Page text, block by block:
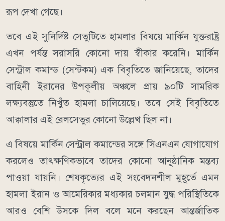
রূপ দেখা গেছে।
তবে এই সুনির্দিষ্ট সেতুটিতে হামলার বিষয়ে মার্কিন যুক্তরাষ্ট্র
এখন পর্যন্ত সরাসরি কোনো দায় স্বীকার করেনি। মার্কিন
সেন্ট্রাল কমান্ড (সেন্টকম) এক বিবৃতিতে জানিয়েছে, তাদের
বাহিনী ইরানের উপকূলীয় অঞ্চলে প্রায় ৯০টি সামরিক
লক্ষ্যবস্তুতে নিখুঁত হামলা চালিয়েছে। তবে সেই বিবৃতিতে
আক্কালার এই রেলসেতুর কোনো উল্লেখ ছিল না।
এ বিষয়ে মার্কিন সেন্ট্রাল কমান্ডের সঙ্গে সিএনএন যোগাযোগ
করলেও তাৎক্ষণিকভাবে তাদের কোনো আনুষ্ঠানিক মন্তব্য
পাওয়া যায়নি। শেষকৃত্যের এই সংবেদনশীল মুহূর্তে এমন
হামলা ইরান ও আমেরিকার মধ্যকার চলমান যুদ্ধ পরিস্থিতিকে
আরও বেশি উসকে দিল বলে মনে করছেন আন্তর্জাতিক